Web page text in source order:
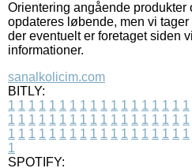
Orientering angående produkter
opdateres løbende, men vi
der eventuelt er foretaget siden
informationer.
sanalkolicim.com
BITLY:
1 1 1 1 1 1 1 1 1 1 1 1 1 1 1 1 1 1
1 1 1 1 1 1 1 1 1 1 1 1 1 1 1 1 1 1
1 1 1 1 1 1 1 1 1 1 1 1 1 1 1 1 1 1
1
SPOTIFY: